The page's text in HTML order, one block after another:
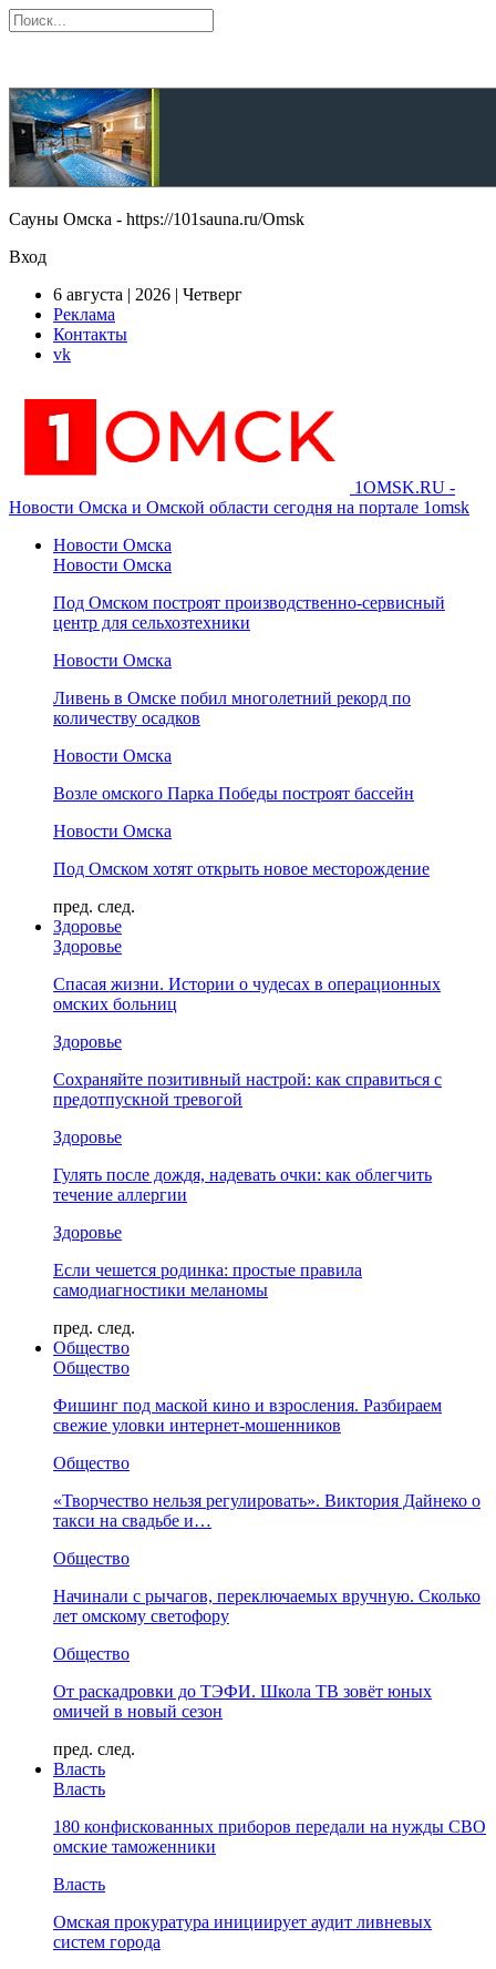
Сауны Омска - https://101sauna.ru/Omsk
Вход
6 августа | 2026 | Четверг
Реклама
Контакты
vk
1OMSK.RU -
Новости Омска и Омской области сегодня на портале 1omsk
Новости Омска
Новости Омска
Под Омском построят производственно-сервисный
центр для сельхозтехники
Новости Омска
Ливень в Омске побил многолетний рекорд по
количеству осадков
Новости Омска
Возле омского Парка Победы построят бассейн
Новости Омска
Под Омском хотят открыть новое месторождение
пред. след.
Здоровье
Здоровье
Спасая жизни. Истории о чудесах в операционных
омских больниц
Здоровье
Сохраняйте позитивный настрой: как справиться с
предотпускной тревогой
Здоровье
Гулять после дождя, надевать очки: как облегчить
течение аллергии
Здоровье
Если чешется родинка: простые правила
самодиагностики меланомы
пред. след.
Общество
Общество
Фишинг под маской кино и взросления. Разбираем
свежие уловки интернет-мошенников
Общество
«Творчество нельзя регулировать». Виктория Дайнеко о
такси на свадьбе и…
Общество
Начинали с рычагов, переключаемых вручную. Сколько
лет омскому светофору
Общество
От раскадровки до ТЭФИ. Школа ТВ зовёт юных
омичей в новый сезон
пред. след.
Власть
Власть
180 конфискованных приборов передали на нужды СВО
омские таможенники
Власть
Омская прокуратура инициирует аудит ливневых
систем города